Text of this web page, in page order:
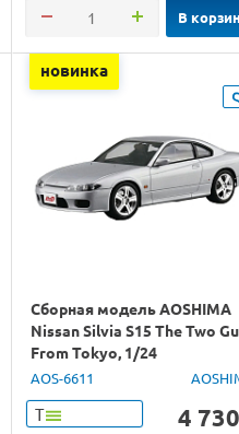
В
новинка
Сборная модель AOSHIMA
Nissan Silvia S15 The Two
From Tokyo, 1/24
AOS-6611
Т 4 730